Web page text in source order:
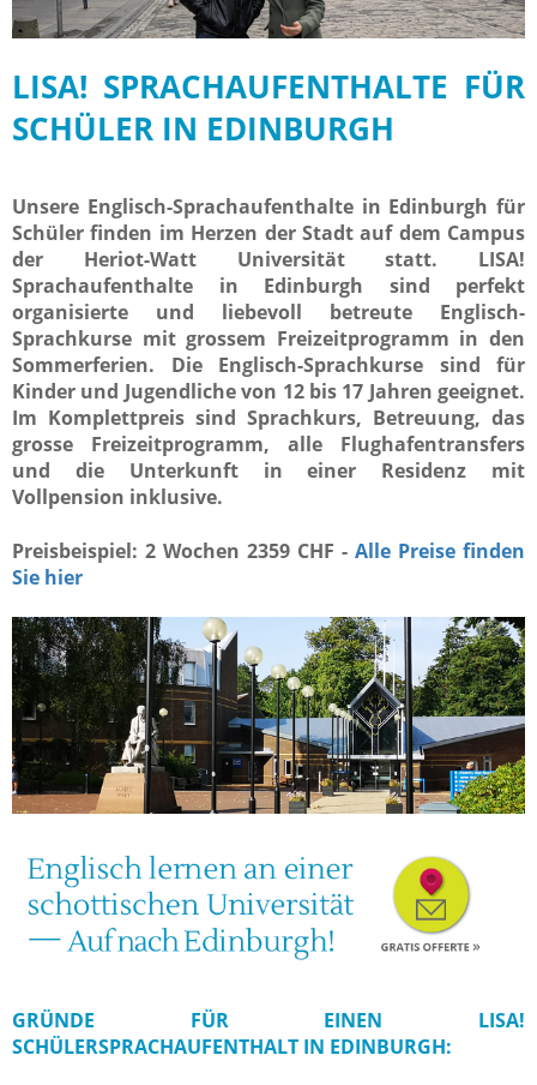
LISA! SPRACHAUFENTHALTE FÜR
SCHÜLER IN EDINBURGH
Unsere Englisch-Sprachaufenthalte in Edinburgh für
Schüler finden im Herzen der Stadt auf dem Campus
der Heriot-Watt Universität statt. LISA!
Sprachaufenthalte in Edinburgh sind perfekt
organisierte und liebevoll betreute Englisch-
Sprachkurse mit grossem Freizeitprogramm in den
Sommerferien. Die Englisch-Sprachkurse sind für
Kinder und Jugendliche von 12 bis 17 Jahren geeignet.
Im Komplettpreis sind Sprachkurs, Betreuung, das
grosse Freizeitprogramm, alle Flughafentransfers
und die Unterkunft in einer Residenz mit
Vollpension inklusive.
Preisbeispiel: 2 Wochen 2359 CHF - Alle Preise finden
Sie hier
GRÜNDE FÜR EINEN LISA!
SCHÜLERSPRACHAUFENTHALT IN EDINBURGH: